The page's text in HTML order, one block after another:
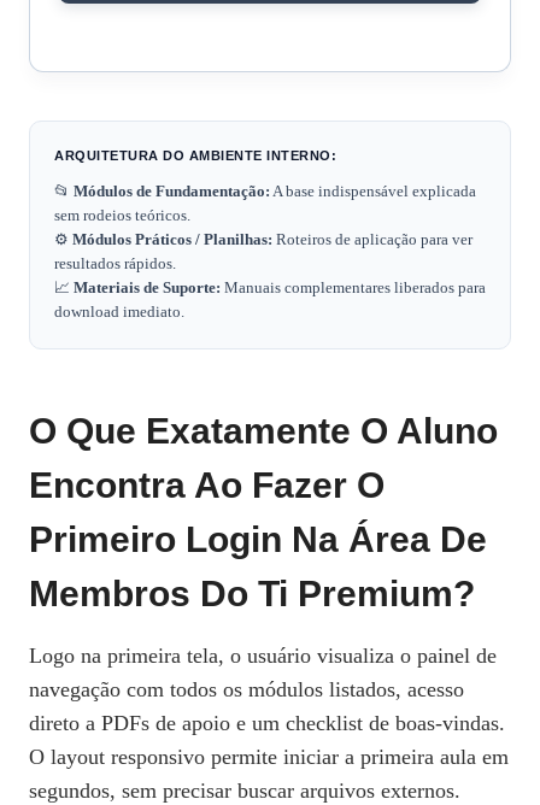
ARQUITETURA DO AMBIENTE INTERNO:
📂 Módulos de Fundamentação: A base indispensável explicada
sem rodeios teóricos.
⚙️ Módulos Práticos / Planilhas: Roteiros de aplicação para ver
resultados rápidos.
📈 Materiais de Suporte: Manuais complementares liberados para
download imediato.
O Que Exatamente O Aluno
Encontra Ao Fazer O
Primeiro Login Na Área De
Membros Do Ti Premium?
Logo na primeira tela, o usuário visualiza o painel de
navegação com todos os módulos listados, acesso
direto a PDFs de apoio e um checklist de boas‑vindas.
O layout responsivo permite iniciar a primeira aula em
segundos, sem precisar buscar arquivos externos.